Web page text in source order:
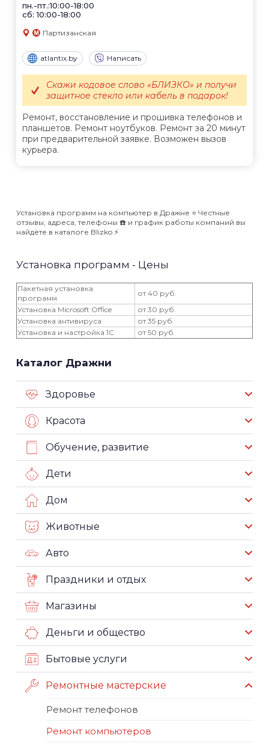
пн.-пт.:10:00-18:00
сб: 10:00-18:00
Партизанская
atlantix.by Написать
Ремонт, восстановление и прошивка телефонов и
планшетов. Ремонт ноутбуков. Ремонт за 20 минут
при предварительной заявке. Возможен вызов
курьера.
Скажи кодовое слово «БЛИЗКО» и получи
защитное стекло или кабель в подарок!
Установка программ на компьютер в Дражне ⭐️ Честные
отзывы, адреса, телефоны ☎️ и график работы компаний вы
найдёте в каталоге Blizko ⚡️
Установка программ - Цены
Пакетная установка
программ
от 40 руб.
Установка Microsoft Office
от 30 руб.
Установка антивируса
от 35 руб.
Установка и настройка 1С
от 50 руб.
Каталог Дражни
Здоровье
Красота
Обучение, развитие
Дети
Дом
Животные
Авто
Праздники и отдых
Магазины
Деньги и общество
Бытовые услуги
Ремонтные мастерские
Ремонт телефонов
Ремонт компьютеров